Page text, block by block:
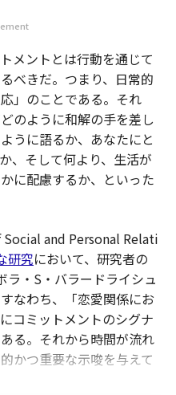
メントとは行動を通じて
べきだ。つまり、日常的
」のことである。それ
のように和解の手を差し
うに語るか、あなたにと
、そして何より、生活が
に配慮するか、といった
and Personal Relati
研究において、研究者の
ラ・S・バラードライシュ
なわち、「恋愛関係にお
コミットメントのシグナ
る。それから時間が流れ
かつ重要な示唆を与えて